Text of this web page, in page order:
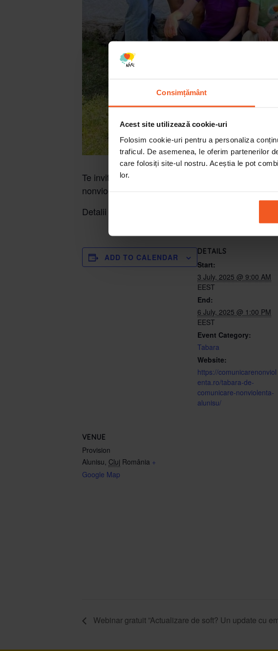
Consimțământ
Acest site utilizează cookie-uri
Folosim cookie-uri pentru a personaliza
traficul. De asemenea, le oferim partenerilor
care folosiți site-ul nostru. Aceștia le pot
lor.
Te invităm la Alunișu, județul Cluj, între 3-6 iulie
nonviolente.
Detalii și înscriere la acest
ADD TO CALENDAR
DETAILS
Start:
3 July, 2025 @ 9:00 AM
EEST
End:
6 July, 2025 @ 1:00 PM
EEST
Event Category:
Tabara
Website:
https://comunicarenonviol
enta.ro/tabara-de-
comunicare-nonviolenta-
alunisu/
VENUE
Provision
Alunisu, Cluj România +
Google Map
Webinar gratuit ”Actualizare de soft? Un update cu